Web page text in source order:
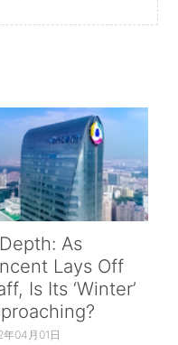
As
Lays Off
Is Its ‘Winter’
年04月01日